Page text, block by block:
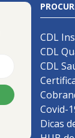
CDL
CDL
CDL
Covid-
Dicas